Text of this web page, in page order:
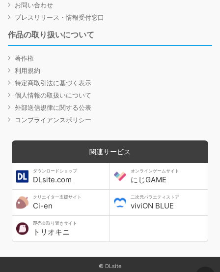
お問い合わせ
プレスリリース・情報受付窓口
作品の取り扱いについて
著作権
利用規約
特定商取引法に基づく表示
個人情報の取扱いについて
外部送信規律に関する公表
コンプライアンスポリシー
関連サービス
ダウンロードショップ
DLsite.com
オンラインゲームサイト
にじGAME
クリエイター支援サイト
Ci-en
二次元バラエティストア
viviON BLUE
即売会取り置きサイト
トリオキニ
© DLsite